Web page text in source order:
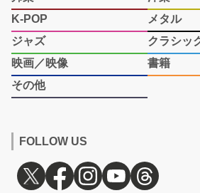
K-POP
メタル
ジャズ
クラシッ
映画／映像
書籍
その他
FOLLOW US